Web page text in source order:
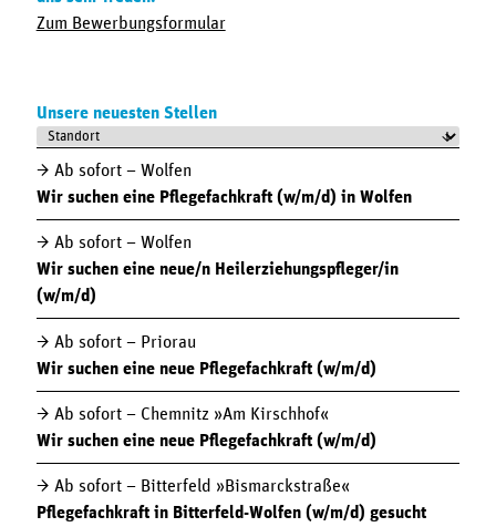
Zum Bewerbungsformular
Unsere neuesten Stellen
↓
Ab sofort – Wolfen
Wir suchen eine Pflegefachkraft (w/m/d) in Wolfen
Ab sofort – Wolfen
Wir suchen eine neue/n Heilerziehungspfleger/in
(w/m/d)
Ab sofort – Priorau
Wir suchen eine neue Pflegefachkraft (w/m/d)
Ab sofort – Chemnitz »Am Kirschhof«
Wir suchen eine neue Pflegefachkraft (w/m/d)
Ab sofort – Bitterfeld »Bismarck­straße«
Pflegefachkraft in Bitterfeld-Wolfen (w/m/d) gesucht